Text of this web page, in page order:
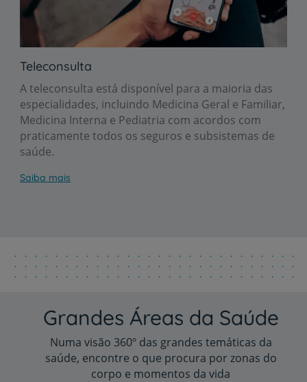
Teleconsulta
A teleconsulta está disponível para a maioria das
especialidades, incluindo Medicina Geral e Familiar,
Medicina Interna e Pediatria com acordos com
praticamente todos os seguros e subsistemas de
saúde.
Saiba mais
Grandes Áreas da Saúde
Numa visão 360º das grandes temáticas da
saúde, encontre o que procura por zonas do
corpo e momentos da vida